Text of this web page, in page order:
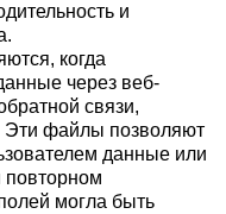
и
когда
через веб-
связи,
Эти файлы позволяют
данные или
повторном
могла быть